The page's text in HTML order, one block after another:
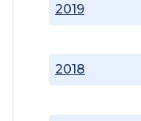
2018
2019